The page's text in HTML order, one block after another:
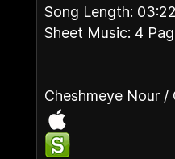
Song Length: 03:22
Sheet Music: 4
Cheshmeye Nour /